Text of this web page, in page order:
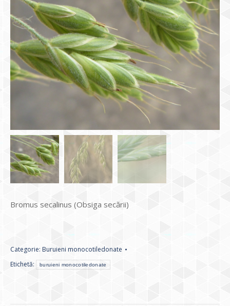
Bromus secalinus (Obsiga secării)
Categorie: Buruieni monocotiledonate
Etichetă:
buruieni monocotiledonate